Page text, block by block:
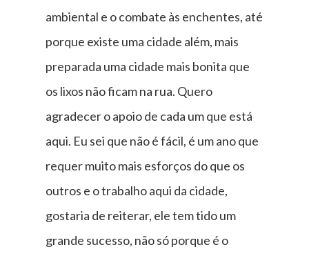
ambiental e o combate às enchentes, até
porque existe uma cidade além, mais
preparada uma cidade mais bonita que
os lixos não ficam na rua. Quero
agradecer o apoio de cada um que está
aqui. Eu sei que não é fácil, é um ano que
requer muito mais esforços do que os
outros e o trabalho aqui da cidade,
gostaria de reiterar, ele tem tido um
grande sucesso, não só porque é o